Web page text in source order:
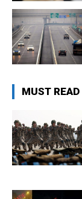
MUST READ